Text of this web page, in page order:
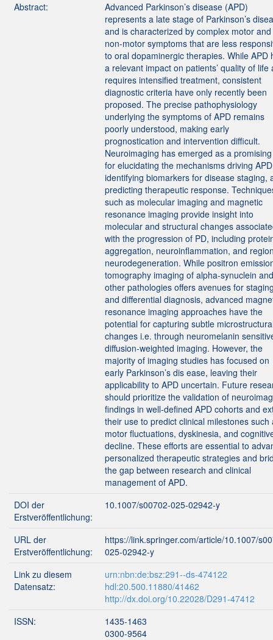
Abstract:
Advanced Parkinson’s disease (APD)
represents a late stage of Parkinson’s
and is characterized by complex motor and
non-motor symptoms that are less
to oral dopaminergic therapies. While APD
a relevant impact on patients’ quality of life
requires intensified treatment, consistent
diagnostic criteria have only recently been
proposed. The precise pathophysiology
underlying the symptoms of APD remains
poorly understood, making early
prognostication and intervention difficult.
Neuroimaging has emerged as a
for elucidating the mechanisms driving
identifying biomarkers for disease staging,
predicting therapeutic response.
such as molecular imaging and magnetic
resonance imaging provide insight into
molecular and structural changes
with the progression of PD, including
aggregation, neuroinflammation, and
neurodegeneration. While positron
tomography imaging of alpha-synuclein and
other pathologies offers avenues for
and differential diagnosis, advanced
resonance imaging approaches have the
potential for capturing subtle
changes i.e. through neuromelanin
diffusion-weighted imaging. However, the
majority of imaging studies has focused on
early Parkinson’s dis ease, leaving their
applicability to APD uncertain. Future
should prioritize the validation of
findings in well-defined APD cohorts and
their use to predict clinical milestones such
motor fluctuations, dyskinesia, and
decline. These efforts are essential to
personalized therapeutic strategies and
the gap between research and clinical
management of APD.
DOI der
Erstveröffentlichung:
10.1007/s00702-025-02942-y
URL der
Erstveröffentlichung:
https://link.springer.com/article/10.1007/
025-02942-y
Link zu diesem
Datensatz:
urn:nbn:de:bsz:291--ds-474122
hdl:20.500.11880/41462
http://dx.doi.org/10.22028/D291-47412
ISSN:
1435-1463
0300-9564